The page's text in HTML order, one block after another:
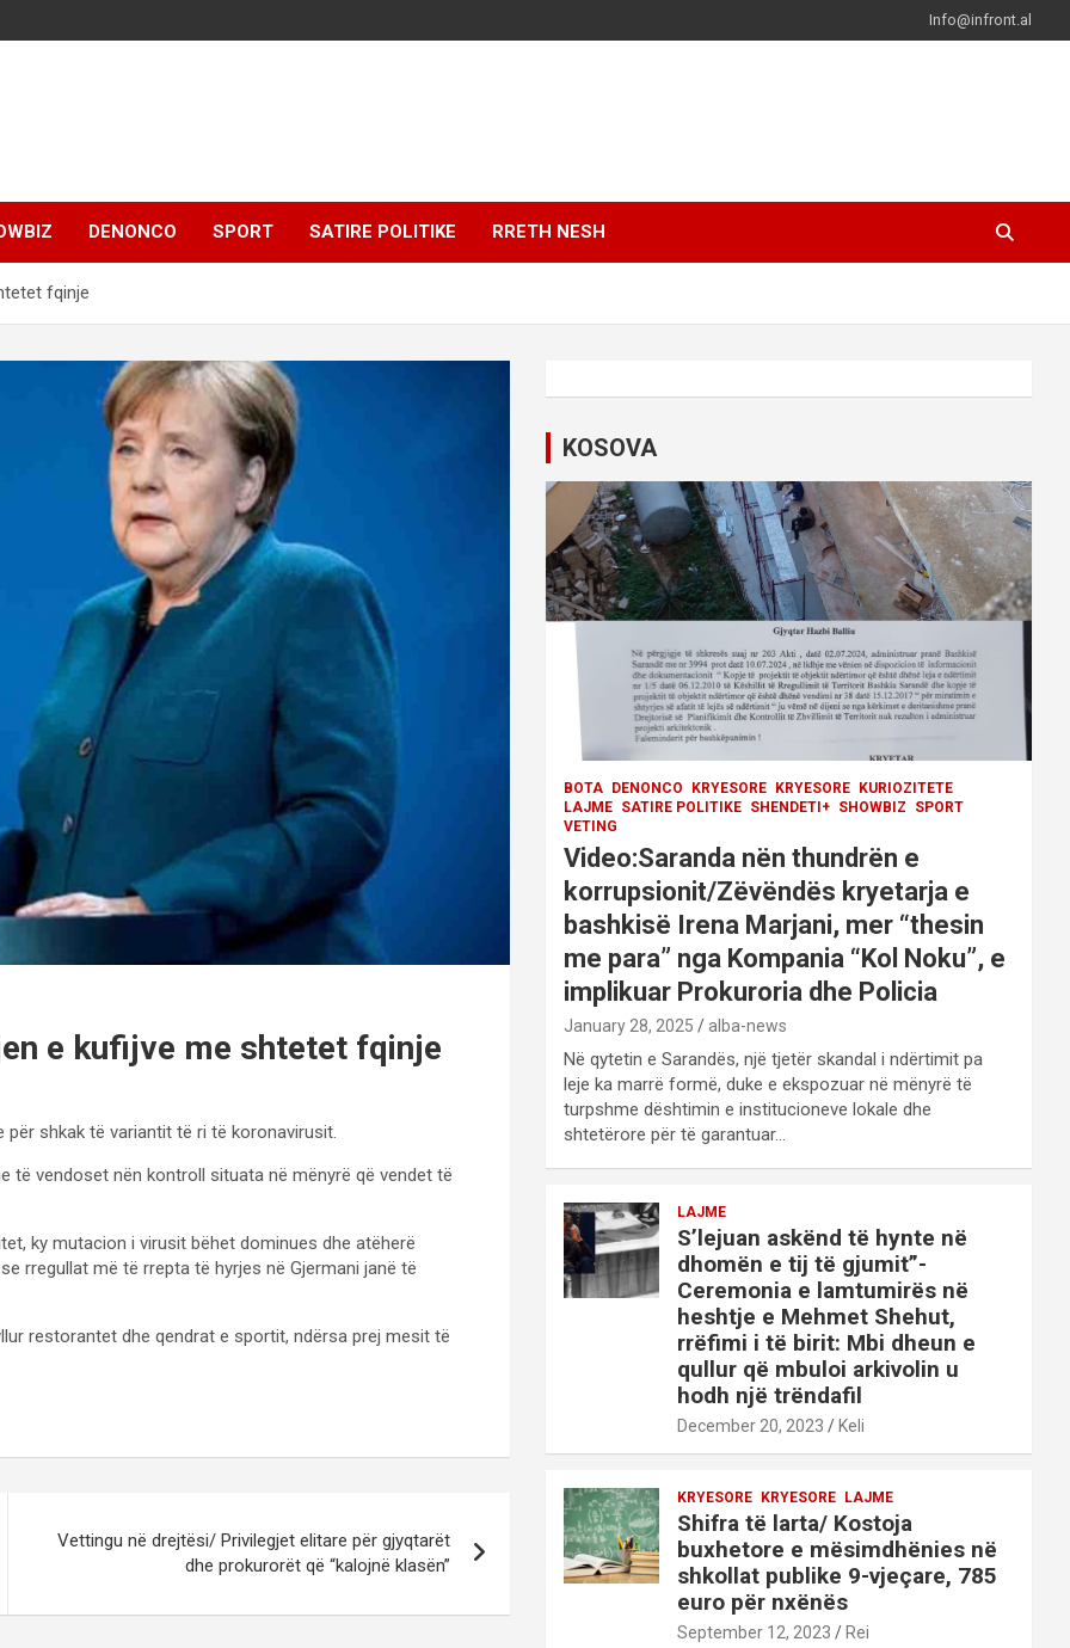
Info@infront.al
DENONCO SPORT SATIRE POLITIKE RRETH NESH
fqinje
e kufijve me shtetet fqinje
për shkak të variantit të ri të koronavirusit.
të vendoset nën kontroll situata në mënyrë që vendet të
ky mutacion i virusit bëhet dominues dhe atëherë
rregullat më të rrepta të hyrjes në Gjermani janë të
restorantet dhe qendrat e sportit, ndërsa prej mesit të
Vettingu në drejtësi/ Privilegjet elitare për gjyqtarët
dhe prokurorët që “kalojnë klasën”
KOSOVA
BOTA DENONCO KRYESORE KRYESORE
KURIOZITETE
LAJME SATIRE POLITIKE SHENDETI+ SHOWBIZ
SPORT
VETING
Video:Saranda nën thundrën e
korrupsionit/Zëvëndës kryetarja e
bashkisë Irena Marjani, mer “thesin
me para” nga Kompania “Kol Noku”, e
implikuar Prokuroria dhe Policia
January 28, 2025 alba-news
Në qytetin e Sarandës, një tjetër skandal i ndërtimit pa
leje ka marrë formë, duke e ekspozuar në mënyrë të
turpshme dështimin e institucioneve lokale dhe
shtetërore për të garantuar…
LAJME
S’lejuan askënd të hynte në
dhomën e tij të gjumit”-
Ceremonia e lamtumirës në
heshtje e Mehmet Shehut,
rrëfimi i të birit: Mbi dheun e
qullur që mbuloi arkivolin u
hodh një trëndafil
December 20, 2023 Keli
KRYESORE KRYESORE LAJME
Shifra të larta/ Kostoja
buxhetore e mësimdhënies në
shkollat publike 9-vjeçare, 785
euro për nxënës
September 12, 2023 Rei